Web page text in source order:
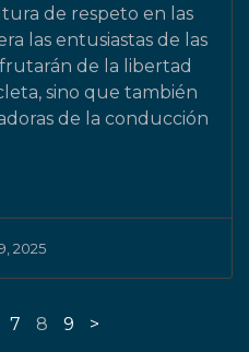
de respeto en las
las entusiastas de las
de la libertad
sino que también
de la conducción
2025
7 8 9 >